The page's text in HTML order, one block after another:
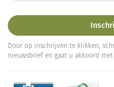
Door op inschrijven te klikken,
nieuwsbrief en gaat u akkoord met